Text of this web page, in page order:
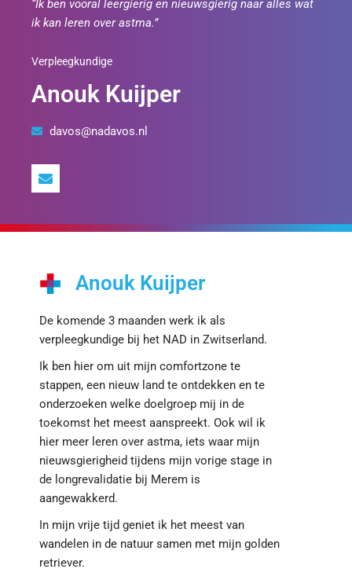
“Ik ben vooral leergierig en nieuwsgierig naar alles wat
ik kan leren over astma.”
Verpleegkundige
Anouk Kuijper
davos@nadavos.nl
Anouk Kuijper
De komende 3 maanden werk ik als
verpleegkundige bij het NAD in Zwitserland.
Ik ben hier om uit mijn comfortzone te
stappen, een nieuw land te ontdekken en te
onderzoeken welke doelgroep mij in de
toekomst het meest aanspreekt. Ook wil ik
hier meer leren over astma, iets waar mijn
nieuwsgierigheid tijdens mijn vorige stage in
de longrevalidatie bij Merem is
aangewakkerd.
In mijn vrije tijd geniet ik het meest van
wandelen in de natuur samen met mijn golden
retriever.